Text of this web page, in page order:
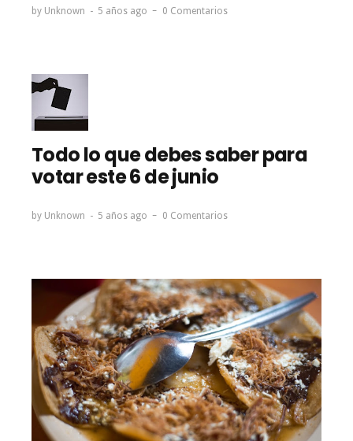
by Unknown 5 años ago 0 Comentarios
Todo lo que debes saber para
votar este 6 de junio
by Unknown 5 años ago 0 Comentarios